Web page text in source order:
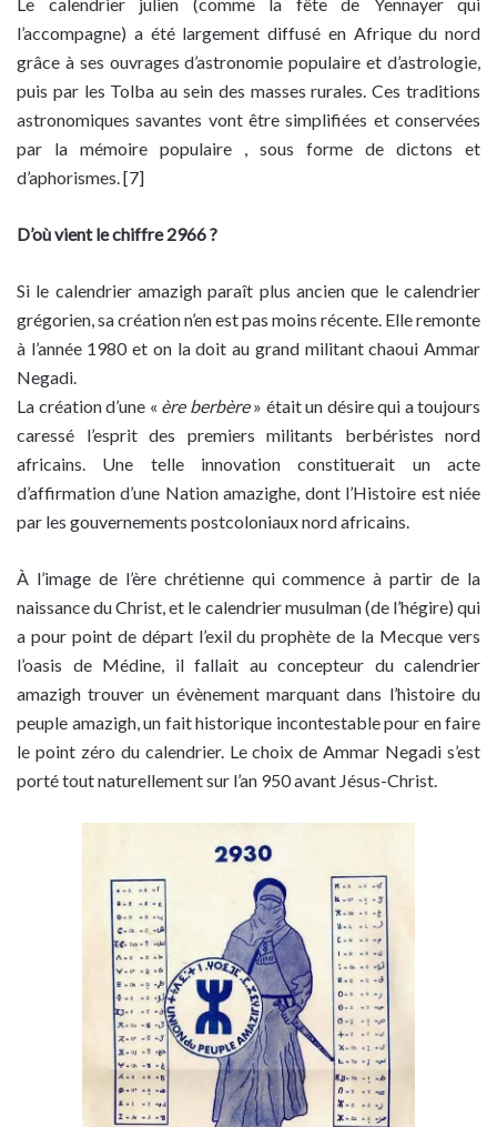
l’accompagne) a été largement diffusé en Afrique du nord
grâce à ses ouvrages d’astronomie populaire et d’astrologie,
puis par les Tolba au sein des masses rurales. Ces traditions
astronomiques savantes vont être simplifiées et conservées
par la mémoire populaire , sous forme de dictons et
d’aphorismes. [7]
D’où vient le chiffre 2966 ?
Si le calendrier amazigh paraît plus ancien que le calendrier
grégorien, sa création n’en est pas moins récente. Elle remonte
à l’année 1980 et on la doit au grand militant chaoui Ammar
Negadi.
La création d’une « ère berbère» était un désire qui a toujours
caressé l’esprit des premiers militants berbéristes nord
africains. Une telle innovation constituerait un acte
d’affirmation d’une Nation amazighe, dont l’Histoire est niée
par les gouvernements postcoloniaux nord africains.
À l’image de l’ère chrétienne qui commence à partir de la
naissance du Christ, et le calendrier musulman (de l’hégire) qui
a pour point de départ l’exil du prophète de la Mecque vers
l’oasis de Médine, il fallait au concepteur du calendrier
amazigh trouver un évènement marquant dans l’histoire du
peuple amazigh, un fait historique incontestable pour en faire
le point zéro du calendrier. Le choix de Ammar Negadi s’est
porté tout naturellement sur l’an 950 avant Jésus-Christ.